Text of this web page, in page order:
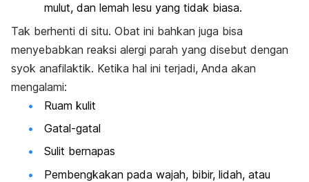
mulut, dan lemah lesu yang tidak biasa.
Tak berhenti di situ. Obat ini bahkan juga bisa
menyebabkan reaksi alergi parah yang disebut dengan
syok anafilaktik. Ketika hal ini terjadi, Anda akan
mengalami:
Ruam kulit
Gatal-gatal
Sulit bernapas
Pembengkakan pada wajah, bibir, lidah, atau